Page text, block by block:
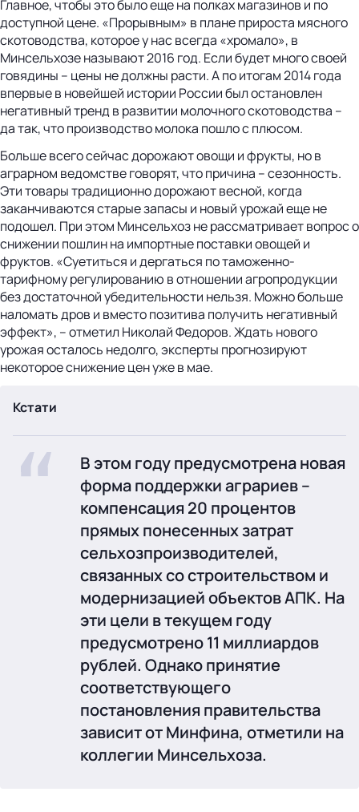
Главное, чтобы это было еще на полках магазинов и по
доступной цене. «Прорывным» в плане прироста мясного
скотоводства, которое у нас всегда «хромало», в
Минсельхозе называют 2016 год. Если будет много своей
говядины – цены не должны расти. А по итогам 2014 года
впервые в новейшей истории России был остановлен
негативный тренд в развитии молочного скотоводства –
да так, что производство молока пошло с плюсом.
Больше всего сейчас дорожают овощи и фрукты, но в
аграрном ведомстве говорят, что причина – сезонность.
Эти товары традиционно дорожают весной, когда
заканчиваются старые запасы и новый урожай еще не
подошел. При этом Минсельхоз не рассматривает вопрос о
снижении пошлин на импортные поставки овощей и
фруктов. «Суетиться и дергаться по таможенно-
тарифному регулированию в отношении агропродукции
без достаточной убедительности нельзя. Можно больше
наломать дров и вместо позитива получить негативный
эффект», – отметил Николай Федоров. Ждать нового
урожая осталось недолго, эксперты прогнозируют
некоторое снижение цен уже в мае.
Кстати
В этом году предусмотрена новая
форма поддержки аграриев –
компенсация 20 процентов
прямых понесенных затрат
сельхозпроизводителей,
связанных со строительством и
модернизацией объектов АПК. На
эти цели в текущем году
предусмотрено 11 миллиардов
рублей. Однако принятие
соответствующего
постановления правительства
зависит от Минфина, отметили на
коллегии Минсельхоза.